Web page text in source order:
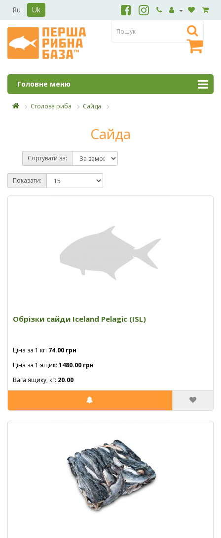
Ru Uk
Головне меню
Столова риба Сайда
Сайда
Сортувати за:
Показати:
Обрізки сайди Iceland Pelagic (ISL)
Ціна за 1 кг: 74.00 грн
Ціна за 1 ящик: 1480.00 грн
Вага ящику, кг: 20.00